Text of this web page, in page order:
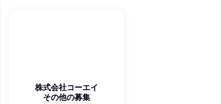
株式会社コーエイ
その他の募集